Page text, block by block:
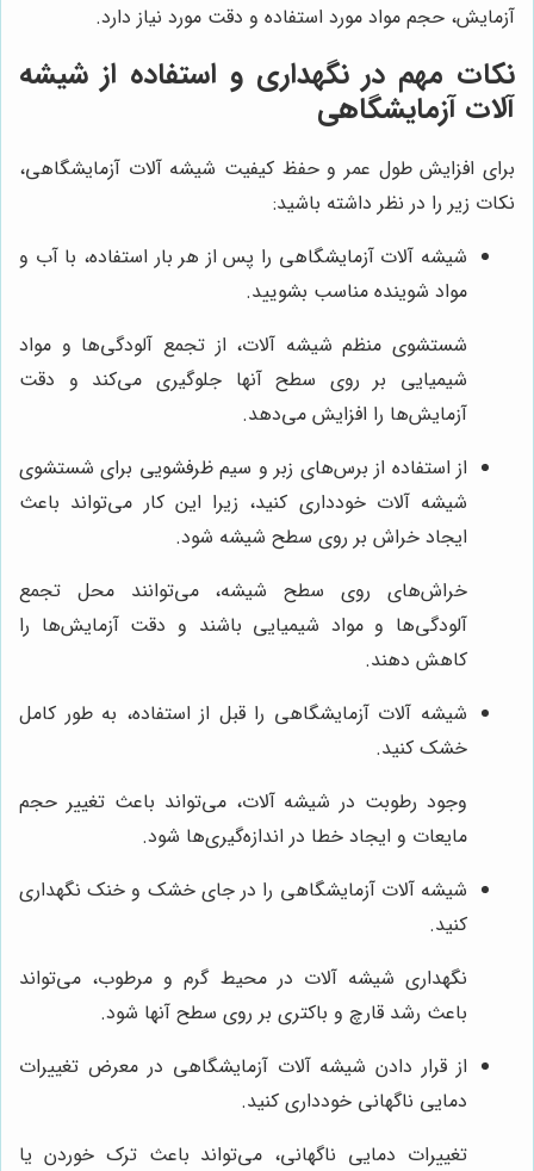
آزمایش، حجم مواد مورد استفاده و دقت مورد نیاز دارد.
نکات مهم در نگهداری و استفاده از شیشه
آلات آزمایشگاهی
برای افزایش طول عمر و حفظ کیفیت شیشه آلات آزمایشگاهی،
نکات زیر را در نظر داشته باشید:
شیشه آلات آزمایشگاهی را پس از هر بار استفاده، با آب و
مواد شوینده مناسب بشویید.
شستشوی منظم شیشه آلات، از تجمع آلودگی‌ها و مواد
شیمیایی بر روی سطح آنها جلوگیری می‌کند و دقت
آزمایش‌ها را افزایش می‌دهد.
از استفاده از برس‌های زبر و سیم ظرفشویی برای شستشوی
شیشه آلات خودداری کنید، زیرا این کار می‌تواند باعث
ایجاد خراش بر روی سطح شیشه شود.
خراش‌های روی سطح شیشه، می‌توانند محل تجمع
آلودگی‌ها و مواد شیمیایی باشند و دقت آزمایش‌ها را
کاهش دهند.
شیشه آلات آزمایشگاهی را قبل از استفاده، به طور کامل
خشک کنید.
وجود رطوبت در شیشه آلات، می‌تواند باعث تغییر حجم
مایعات و ایجاد خطا در اندازه‌گیری‌ها شود.
شیشه آلات آزمایشگاهی را در جای خشک و خنک نگهداری
کنید.
نگهداری شیشه آلات در محیط گرم و مرطوب، می‌تواند
باعث رشد قارچ و باکتری بر روی سطح آنها شود.
از قرار دادن شیشه آلات آزمایشگاهی در معرض تغییرات
دمایی ناگهانی خودداری کنید.
تغییرات دمایی ناگهانی، می‌تواند باعث ترک خوردن یا